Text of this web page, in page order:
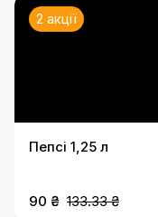
2 акції
Пепсі 1,25 л
90 ₴ 133.33 ₴